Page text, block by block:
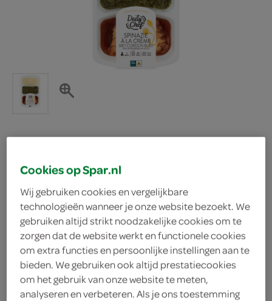
Daily Chef cordon bleu
met spinazie
Daily Chef
5.
49
500 Gram
Cookies op Spar.nl
Wij gebruiken cookies en vergelijkbare
technologieën wanneer je onze website bezoekt. We
gebruiken altijd strikt noodzakelijke cookies om te
zorgen dat de website werkt en functionele cookies
om extra functies en persoonlijke instellingen aan te
bieden. We gebruiken ook altijd prestatiecookies
om het gebruik van onze website te meten,
analyseren en verbeteren. Als je ons toestemming